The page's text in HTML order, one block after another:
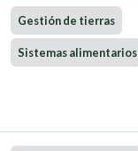
Gestión de tierras
Sistemas alimentarios